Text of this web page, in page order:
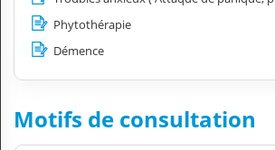
Phytothérapie
Démence
Motifs de consultation